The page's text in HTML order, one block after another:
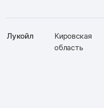
Лукойл
Кировская
область